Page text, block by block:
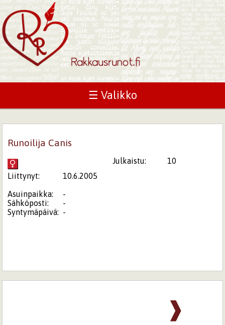
☰ Valikko
Runoilija Canis
Julkaistu:
10
Liittynyt:
10.6.2005
Asuinpaikka:
-
Sähköposti:
-
Syntymäpäivä: -
❱